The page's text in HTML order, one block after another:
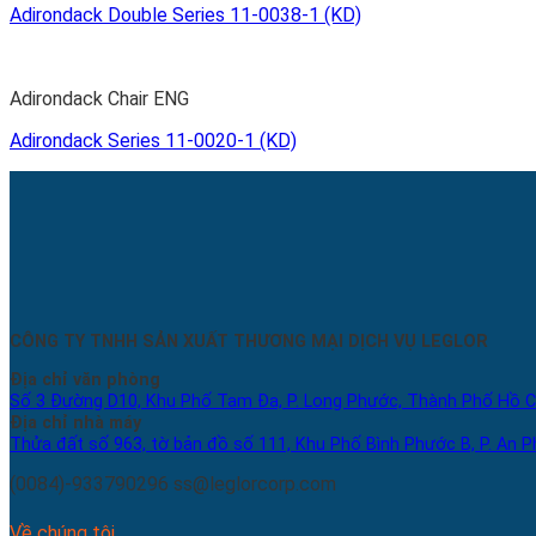
Adirondack Double Series 11-0038-1 (KD)
Adirondack Chair ENG
Adirondack Series 11-0020-1 (KD)
CÔNG TY TNHH SẢN XUẤT THƯƠNG MẠI DỊCH VỤ LEGLOR
Địa chỉ văn phòng
Số 3 Đường D10, Khu Phố Tam Đa, P. Long Phước, Thành Phố Hồ
Địa chỉ nhà máy
Thửa đất số 963, tờ bản đồ số 111, Khu Phố Bình Phước B, P. An
(0084)-933790296 ss@leglorcorp.com